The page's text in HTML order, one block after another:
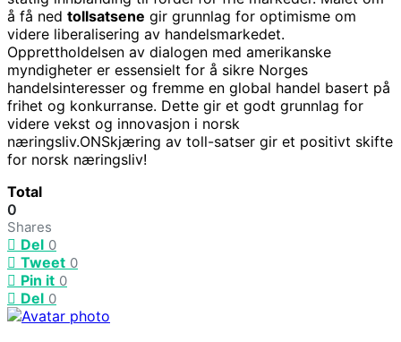
å få ned tollsatsene gir grunnlag for optimisme om
videre liberalisering av handelsmarkedet.
Opprettholdelsen av dialogen med amerikanske
myndigheter er essensielt for å sikre Norges
handelsinteresser og fremme en global handel basert på
frihet og konkurranse. Dette gir et godt grunnlag for
videre vekst og innovasjon i norsk
næringsliv.ONSkjæring av toll-satser gir et positivt skifte
for norsk næringsliv!
Total
0
Shares
Del 0
Tweet 0
Pin it 0
Del 0